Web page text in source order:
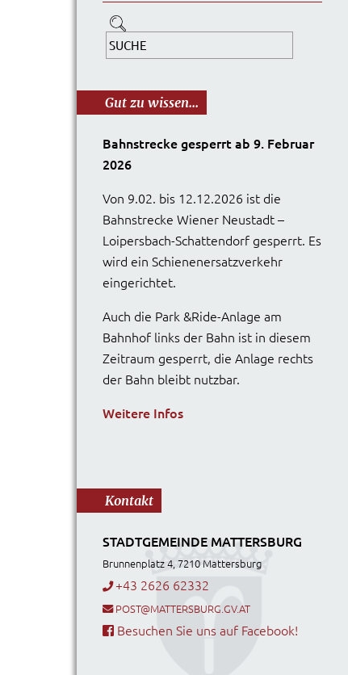
Gut zu wissen...
Bahnstrecke gesperrt ab 9. Februar
2026
Von 9.02. bis 12.12.2026 ist die
Bahnstrecke Wiener Neustadt –
Loipersbach-Schattendorf gesperrt. Es
wird ein Schienenersatzverkehr
eingerichtet.
Auch die Park &Ride-Anlage am
Bahnhof links der Bahn ist in diesem
Zeitraum gesperrt, die Anlage rechts
der Bahn bleibt nutzbar.
Weitere Infos
Kontakt
STADTGEMEINDE MATTERSBURG
Brunnenplatz 4, 7210 Mattersburg
+43 2626 62332
POST@MATTERSBURG.GV.AT
Besuchen Sie uns auf Facebook!